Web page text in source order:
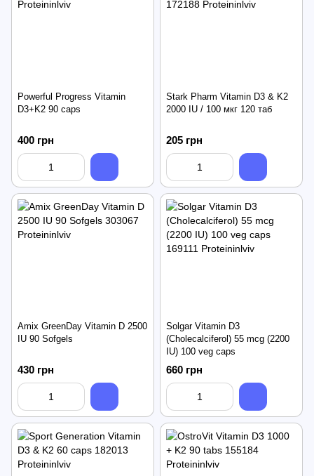
Powerful Progress Vitamin
D3+K2 90 caps
400 грн
Stark Pharm Vitamin D3 & K2
2000 IU / 100 мкг 120 таб
205 грн
Amix GreenDay Vitamin D 2500
IU 90 Sofgels
430 грн
Solgar Vitamin D3
(Cholecalciferol) 55 mcg (2200
IU) 100 veg caps
660 грн